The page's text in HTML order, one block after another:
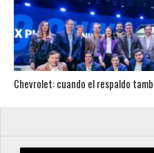
Chevrolet: cuando el respaldo